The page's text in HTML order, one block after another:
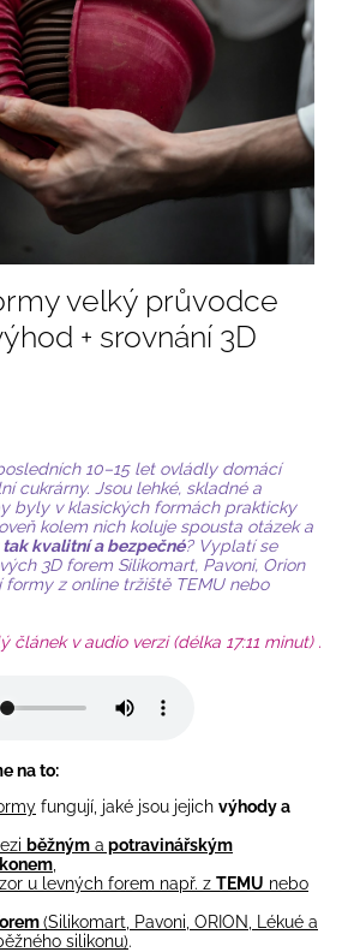
velký průvodce
+ srovnání 3D
10–15 let ovládly domácí
cukrárny. Jsou lehké, skladné a
byly v klasických formách prakticky
kolem nich koluje spousta otázek a
kvalitní a bezpečné? Vyplatí se
3D forem Silikomart, Pavoni, Orion
formy z online tržiště TEMU nebo
článek v audio verzi (délka 17:11 minut) .
na to:
fungují, jaké jsou jejich výhody a
běžným a potravinářským
u levných forem např. z TEMU nebo
(Silikomart, Pavoni, ORION, Lékué a
silikonu).